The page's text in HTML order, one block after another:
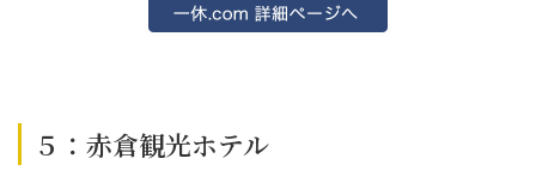
５：赤倉観光ホテル